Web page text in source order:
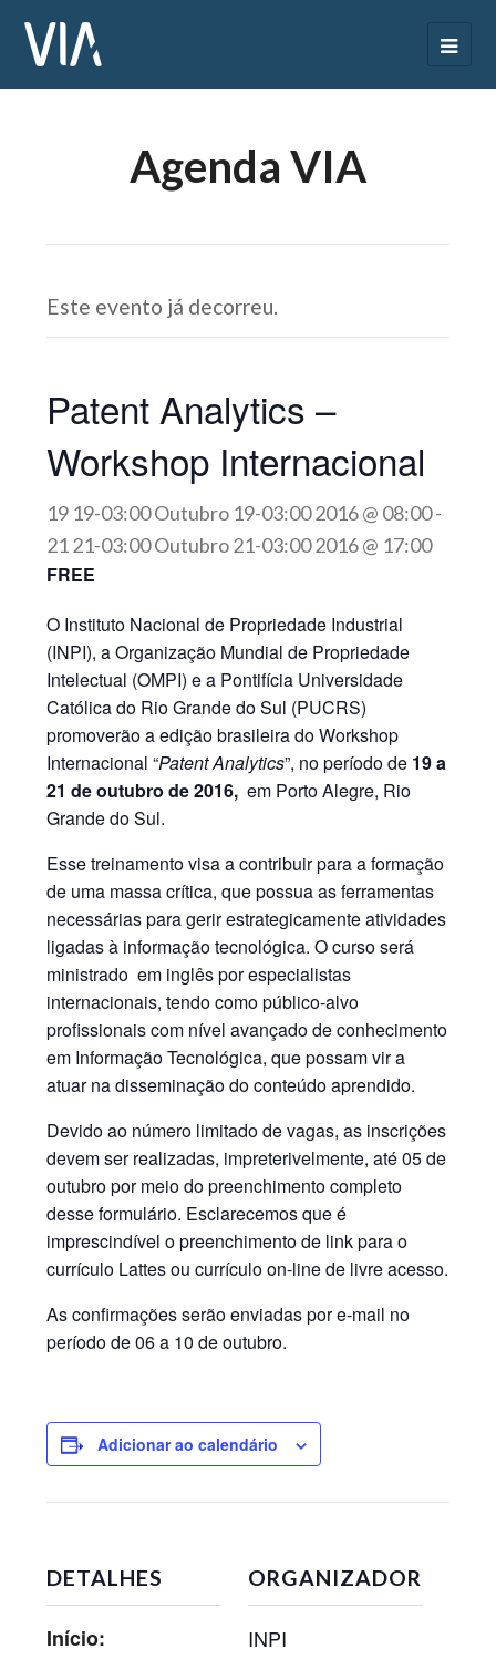
Agenda VIA
Este evento já decorreu.
Patent Analytics –
Workshop Internacional
19 19-03:00 Outubro 19-03:00 2016 @ 08:00-
21 21-03:00 Outubro 21-03:00 2016 @ 17:00
FREE
O Instituto Nacional de Propriedade Industrial
(INPI), a Organização Mundial de Propriedade
Intelectual (OMPI) e a Pontifícia Universidade
Católica do Rio Grande do Sul (PUCRS)
promoverão a edição brasileira do Workshop
Internacional “Patent Analytics”, no período de 19 a
21 de outubro de 2016, em Porto Alegre, Rio
Grande do Sul.
Esse treinamento visa a contribuir para a formação
de uma massa crítica, que possua as ferramentas
necessárias para gerir estrategicamente atividades
ligadas à informação tecnológica. O curso será
ministrado em inglês por especialistas
internacionais, tendo como público-alvo
profissionais com nível avançado de conhecimento
em Informação Tecnológica, que possam vir a
atuar na disseminação do conteúdo aprendido.
Devido ao número limitado de vagas, as inscrições
devem ser realizadas, impreterivelmente, até 05 de
outubro por meio do preenchimento completo
desse formulário. Esclarecemos que é
imprescindível o preenchimento de link para o
currículo Lattes ou currículo on-line de livre acesso.
As confirmações serão enviadas por e-mail no
período de 06 a 10 de outubro.
Adicionar ao calendário
DETALHES
Início:
ORGANIZADOR
INPI